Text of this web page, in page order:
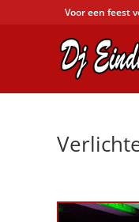
Voor een feest